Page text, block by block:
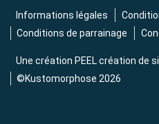
Informations légales
Conditions de parrainage
Une création PEEL création de
©Kustomorphose 2026